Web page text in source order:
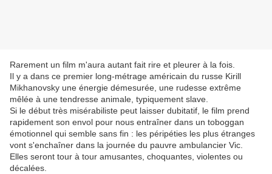
Rarement un film m'aura autant fait rire et pleurer à la fois.
Il y a dans ce premier long-métrage américain du russe Kirill
Mikhanovsky une énergie démesurée, une rudesse extrême
mêlée à une tendresse animale, typiquement slave.
Si le début très misérabiliste peut laisser dubitatif, le film prend
rapidement son envol pour nous entraîner dans un toboggan
émotionnel qui semble sans fin : les péripéties les plus étranges
vont s'enchaîner dans la journée du pauvre ambulancier Vic.
Elles seront tour à tour amusantes, choquantes, violentes ou
décalées.